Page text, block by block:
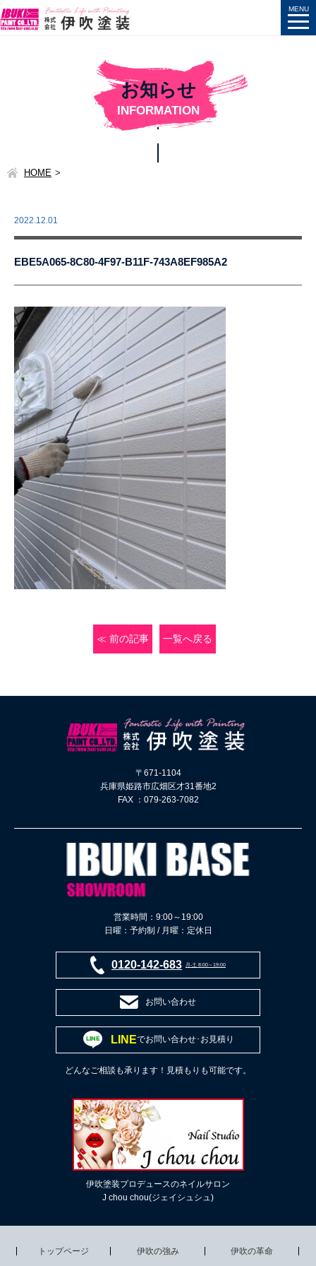
お知らせ
INFORMATION
HOME
2022.12.01
EBE5A065-8C80-4F97-B11F-743A8EF985A2
≪ 前の記事 一覧へ戻る
〒671-1104
兵庫県姫路市広畑区才31番地2
FAX ：079-263-7082
営業時間：9:00～19:00
日曜：予約制 / 月曜：定休日
0120-142-683 月-土 8:00～19:00
お問い合わせ
LINEでお問い合わせ･お見積り
どんなご相談も承ります！見積もりも可能です。
伊吹塗装プロデュースのネイルサロン
J chou chou(ジェイシュシュ)
トップページ 伊吹の強み 伊吹の革命